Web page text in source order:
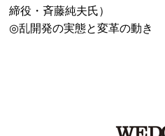
締役・斉藤純夫氏）
◎乱開発の実態と変革の動き